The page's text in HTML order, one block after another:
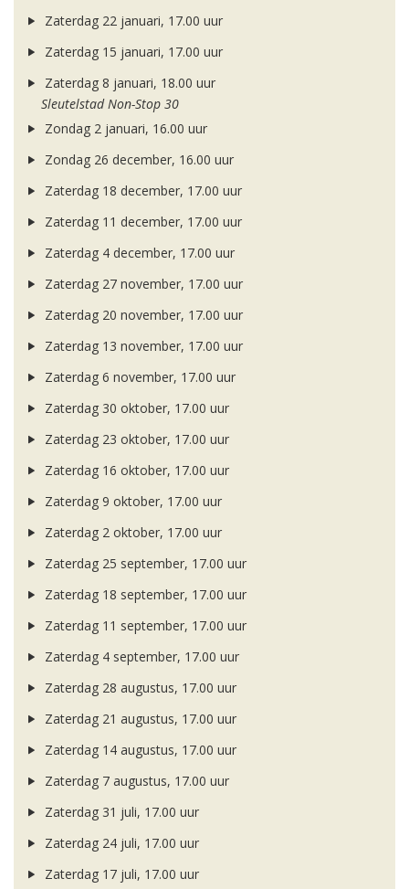
Zaterdag 22 januari, 17.00 uur
Zaterdag 15 januari, 17.00 uur
Zaterdag 8 januari, 18.00 uur
Sleutelstad Non-Stop 30
Zondag 2 januari, 16.00 uur
Zondag 26 december, 16.00 uur
Zaterdag 18 december, 17.00 uur
Zaterdag 11 december, 17.00 uur
Zaterdag 4 december, 17.00 uur
Zaterdag 27 november, 17.00 uur
Zaterdag 20 november, 17.00 uur
Zaterdag 13 november, 17.00 uur
Zaterdag 6 november, 17.00 uur
Zaterdag 30 oktober, 17.00 uur
Zaterdag 23 oktober, 17.00 uur
Zaterdag 16 oktober, 17.00 uur
Zaterdag 9 oktober, 17.00 uur
Zaterdag 2 oktober, 17.00 uur
Zaterdag 25 september, 17.00 uur
Zaterdag 18 september, 17.00 uur
Zaterdag 11 september, 17.00 uur
Zaterdag 4 september, 17.00 uur
Zaterdag 28 augustus, 17.00 uur
Zaterdag 21 augustus, 17.00 uur
Zaterdag 14 augustus, 17.00 uur
Zaterdag 7 augustus, 17.00 uur
Zaterdag 31 juli, 17.00 uur
Zaterdag 24 juli, 17.00 uur
Zaterdag 17 juli, 17.00 uur